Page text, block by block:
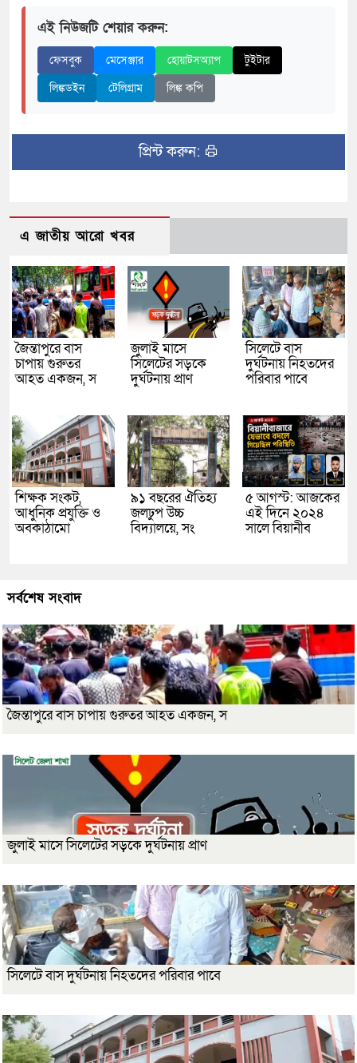
এই নিউজটি শেয়ার করুন:
ফেসবুক মেসেঞ্জার হোয়াটসঅ্যাপ
টুইটার
লিঙ্কডইন
টেলিগ্রাম লিঙ্ক কপি
প্রিন্ট করুন:
এ জাতীয় আরো খবর
জৈন্তাপুরে বাস
চাপায় গুরুতর
আহত একজন, স
জুলাই মাসে
সিলেটের সড়কে
দুর্ঘটনায় প্রাণ
সিলেটে বাস
দুর্ঘটনায় নিহতদের
পরিবার পাবে
শিক্ষক সংকট,
আধুনিক প্রযুক্তি ও
অবকাঠামো
৯১ বছরের ঐতিহ্য
জলঢুপ উচ্চ
বিদ্যালয়ে, সং
৫ আগস্ট: আজকের
এই দিনে ২০২৪
সালে বিয়ানীব
সর্বশেষ সংবাদ
জৈন্তাপুরে বাস চাপায় গুরুতর আহত একজন, স
জুলাই মাসে সিলেটের সড়কে দুর্ঘটনায় প্রাণ
সিলেটে বাস দুর্ঘটনায় নিহতদের পরিবার পাবে